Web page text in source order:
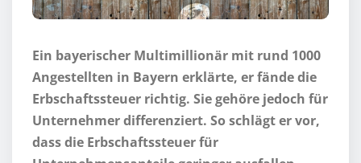
Ein bayerischer Multimillionär mit rund 1000
Angestellten in Bayern erklärte, er fände die
Erbschaftssteuer richtig. Sie gehöre jedoch für
Unternehmer differenziert. So schlägt er vor,
dass die Erbschaftssteuer für